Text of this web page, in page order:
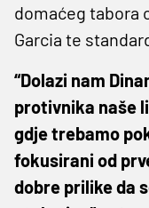
domaćeg tabora
Garcia te
“Dolazi nam
protivnika naše
gdje trebamo
fokusirani od
dobre prilike da